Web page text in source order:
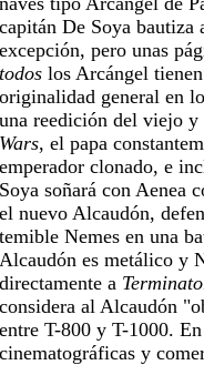
capitán De Soya bautiza
excepción, pero unas
todos los Arcángel
originalidad general en
una reedición del viejo
Wars, el papa
emperador clonado, e
Soya soñará con Aenea
el nuevo Alcaudón,
temible Nemes en una
Alcaudón es metálico y
directamente a
considera al Alcaudón
entre T-800 y T-1000.
cinematográficas y